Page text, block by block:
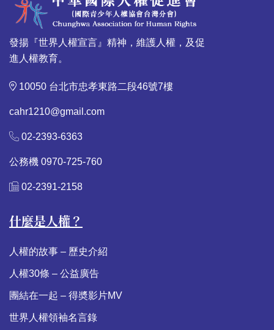
發揚『世界人權宣言』精神，維護人權，及促
進人權教育。
10050 台北市忠孝東路二段46號7樓
cahr1210@gmail.com
02-2393-6363
公務機 0970-725-760
02-2391-2158
什麼是人權？
人權的故事 – 歷史介紹
人權30條 – 公益廣告
團結在一起 – 得奬影片MV
世界人權領袖名言錄